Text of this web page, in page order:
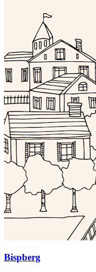
Bispberg